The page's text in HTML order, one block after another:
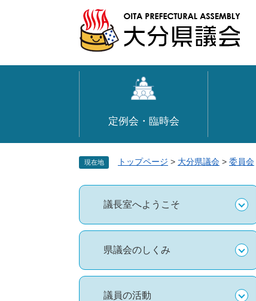
先
を
定例会・臨時会
現在地 トップページ > 大分県議会 > 委員会
議長室へようこそ
県議会のしくみ
議員の活動